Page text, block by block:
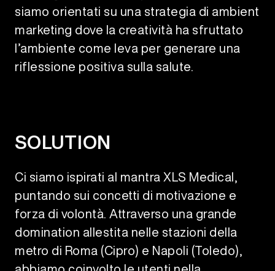
siamo orientati su una strategia di ambient
marketing dove la creatività ha sfruttato
l’ambiente come leva per generare una
riflessione positiva sulla salute.
SOLUTION
Ci siamo ispirati al mantra XLS Medical,
puntando sui concetti di motivazione e
forza di volontà. Attraverso una grande
domination allestita nelle stazioni della
metro di Roma (Cipro) e Napoli (Toledo),